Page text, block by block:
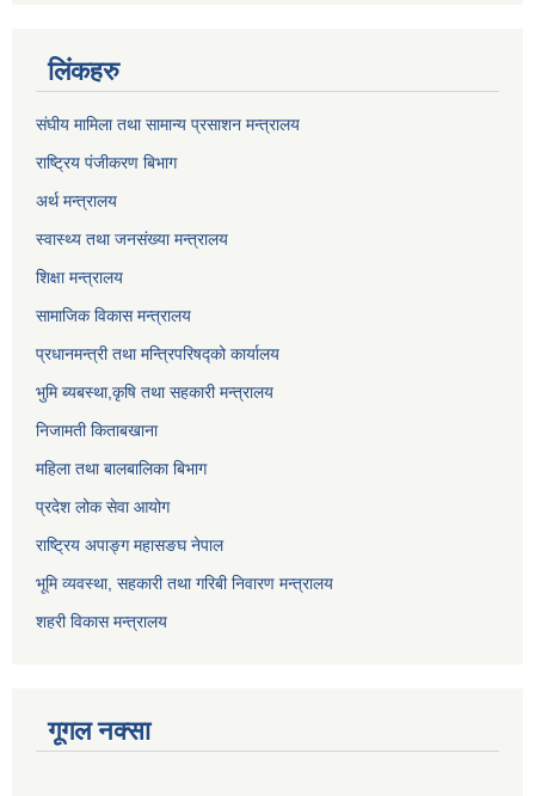
लिंकहरु
संघीय मामिला तथा सामान्य प्रसाशन मन्त्रालय
राष्ट्रिय पंजीकरण बिभाग
अर्थ मन्त्रालय
स्वास्थ्य तथा जनसंख्या मन्त्रालय
शिक्षा मन्त्रालय
सामाजिक विकास मन्त्रालय
प्रधानमन्त्री तथा मन्त्रिपरिषद्को कार्यालय
भुमि ब्यबस्था,कृषि तथा सहकारी मन्त्रालय
निजामती किताबखाना
महिला तथा बालबालिका बिभाग
प्रदेश लोक सेवा आयोग
राष्ट्रिय अपाङ्ग महासङघ नेपाल
भूमि व्यवस्था, सहकारी तथा गरिबी निवारण मन्त्रालय
शहरी विकास मन्त्रालय
गूगल नक्सा